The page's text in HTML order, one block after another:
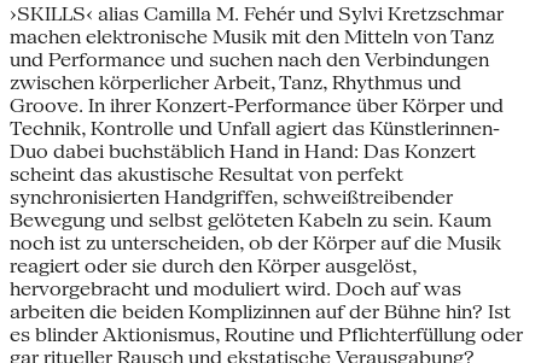
›SKILLS‹ alias Camilla M. Fehér und Sylvi Kretzschmar
machen elektronische Musik mit den Mitteln von Tanz
und Performance und suchen nach den Verbindungen
zwischen körperlicher Arbeit, Tanz, Rhythmus und
Groove. In ihrer Konzert-Performance über Körper und
Technik, Kontrolle und Unfall agiert das Künstlerinnen-
Duo dabei buchstäblich Hand in Hand: Das Konzert
scheint das akustische Resultat von perfekt
synchronisierten Handgriffen, schweißtreibender
Bewegung und selbst gelöteten Kabeln zu sein. Kaum
noch ist zu unterscheiden, ob der Körper auf die Musik
reagiert oder sie durch den Körper ausgelöst,
hervorgebracht und moduliert wird. Doch auf was
arbeiten die beiden Komplizinnen auf der Bühne hin? Ist
es blinder Aktionismus, Routine und Pflichterfüllung oder
gar ritueller Rausch und ekstatische Verausgabung?